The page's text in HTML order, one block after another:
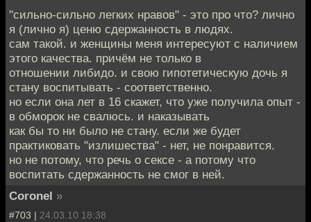
"сильно-сильно легких нравов" - это про что? лично
я (лично я) ценю сдержанность в людях.
сам такой. и женщины меня интересуют с наличием
этого качества. причём не только в
отношении либидо. и свою гипотетическую дочь я
стану воспитывать - соответственно.
но если она лет в 16 скажет, что уже получила опыт -
в обморок не свалюсь. и наказывать
как бы то ни было не стану. если же будет
практиковать "излишества" - нет, не понравится.
но не потому, что речь о сексе - а потому что
воспитать сдержанность не смог в ней.
Coronel »
#703 | 24.03.10 18:38